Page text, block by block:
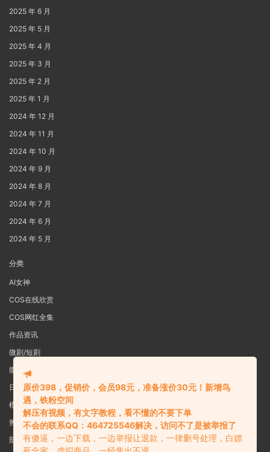
2025 年 6 月
2025 年 5 月
2025 年 4 月
2025 年 3 月
2025 年 2 月
2025 年 1 月
2024 年 12 月
2024 年 11 月
2024 年 10 月
2024 年 9 月
2024 年 8 月
2024 年 7 月
2024 年 6 月
2024 年 5 月
分类
AI女神
COS在线欣赏
COS网红全集
作品资讯
微剧/短剧
微密圈
日系写真
模特女神
热舞视频
部分预览图
原价398，促销价，会员98元，准备涨价30元！新增鸟
遇，铁粉空间
解压有视频，有文字教程，看不懂的不要下单
不会的联系QQ：464725546解决，访问不了是被举报了
有傻逼，一边下载，一边举报让退款，一律删号处理，白嫖